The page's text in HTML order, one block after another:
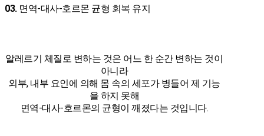
03. 면역-대사-호르몬 균형 회복 유지
알레르기 체질로 변하는 것은 어느 한 순간 변하는 것이
아니라
외부, 내부 요인에 의해 몸 속의 세포가 병들어 제 기능
을 하지 못해
면역-대사-호르몬의 균형이 깨졌다는 것입니다.